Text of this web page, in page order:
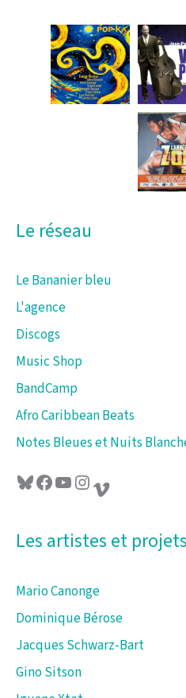
Le réseau
Le Bananier bleu
L'agence
Discogs
Music Shop
BandCamp
Afro Caribbean Beats
Notes Bleues et Nuits
Bluesky Facebook YouTube InstagramVimeo
Les artistes et projets
Mario Canonge
Dominique Bérose
Jacques Schwarz-Bart
Gino Sitson